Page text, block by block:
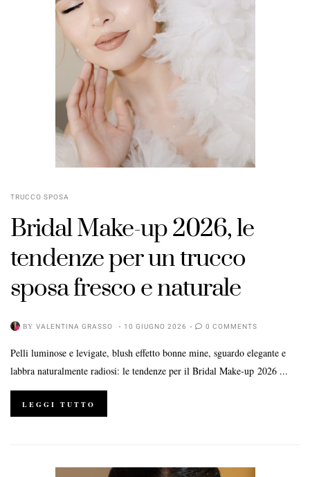
TRUCCO SPOSA
Bridal Make-up 2026, le
tendenze per un trucco
sposa fresco e naturale
BY VALENTINA GRASSO 10 GIUGNO 2026 0 COMMENTS
Pelli luminose e levigate, blush effetto bonne mine, sguardo elegante e
labbra naturalmente radiosi: le tendenze per il Bridal Make-up 2026 ...
LEGGI TUTTO